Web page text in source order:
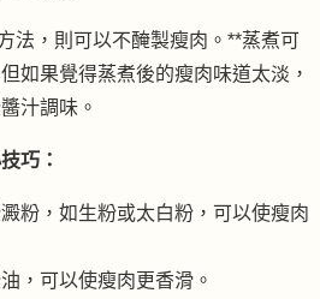
法，則可以不醃製瘦肉。**蒸煮可
如果覺得蒸煮後的瘦肉味道太淡，
汁調味。
巧：
粉，如生粉或太白粉，可以使瘦肉
，可以使瘦肉更香滑。